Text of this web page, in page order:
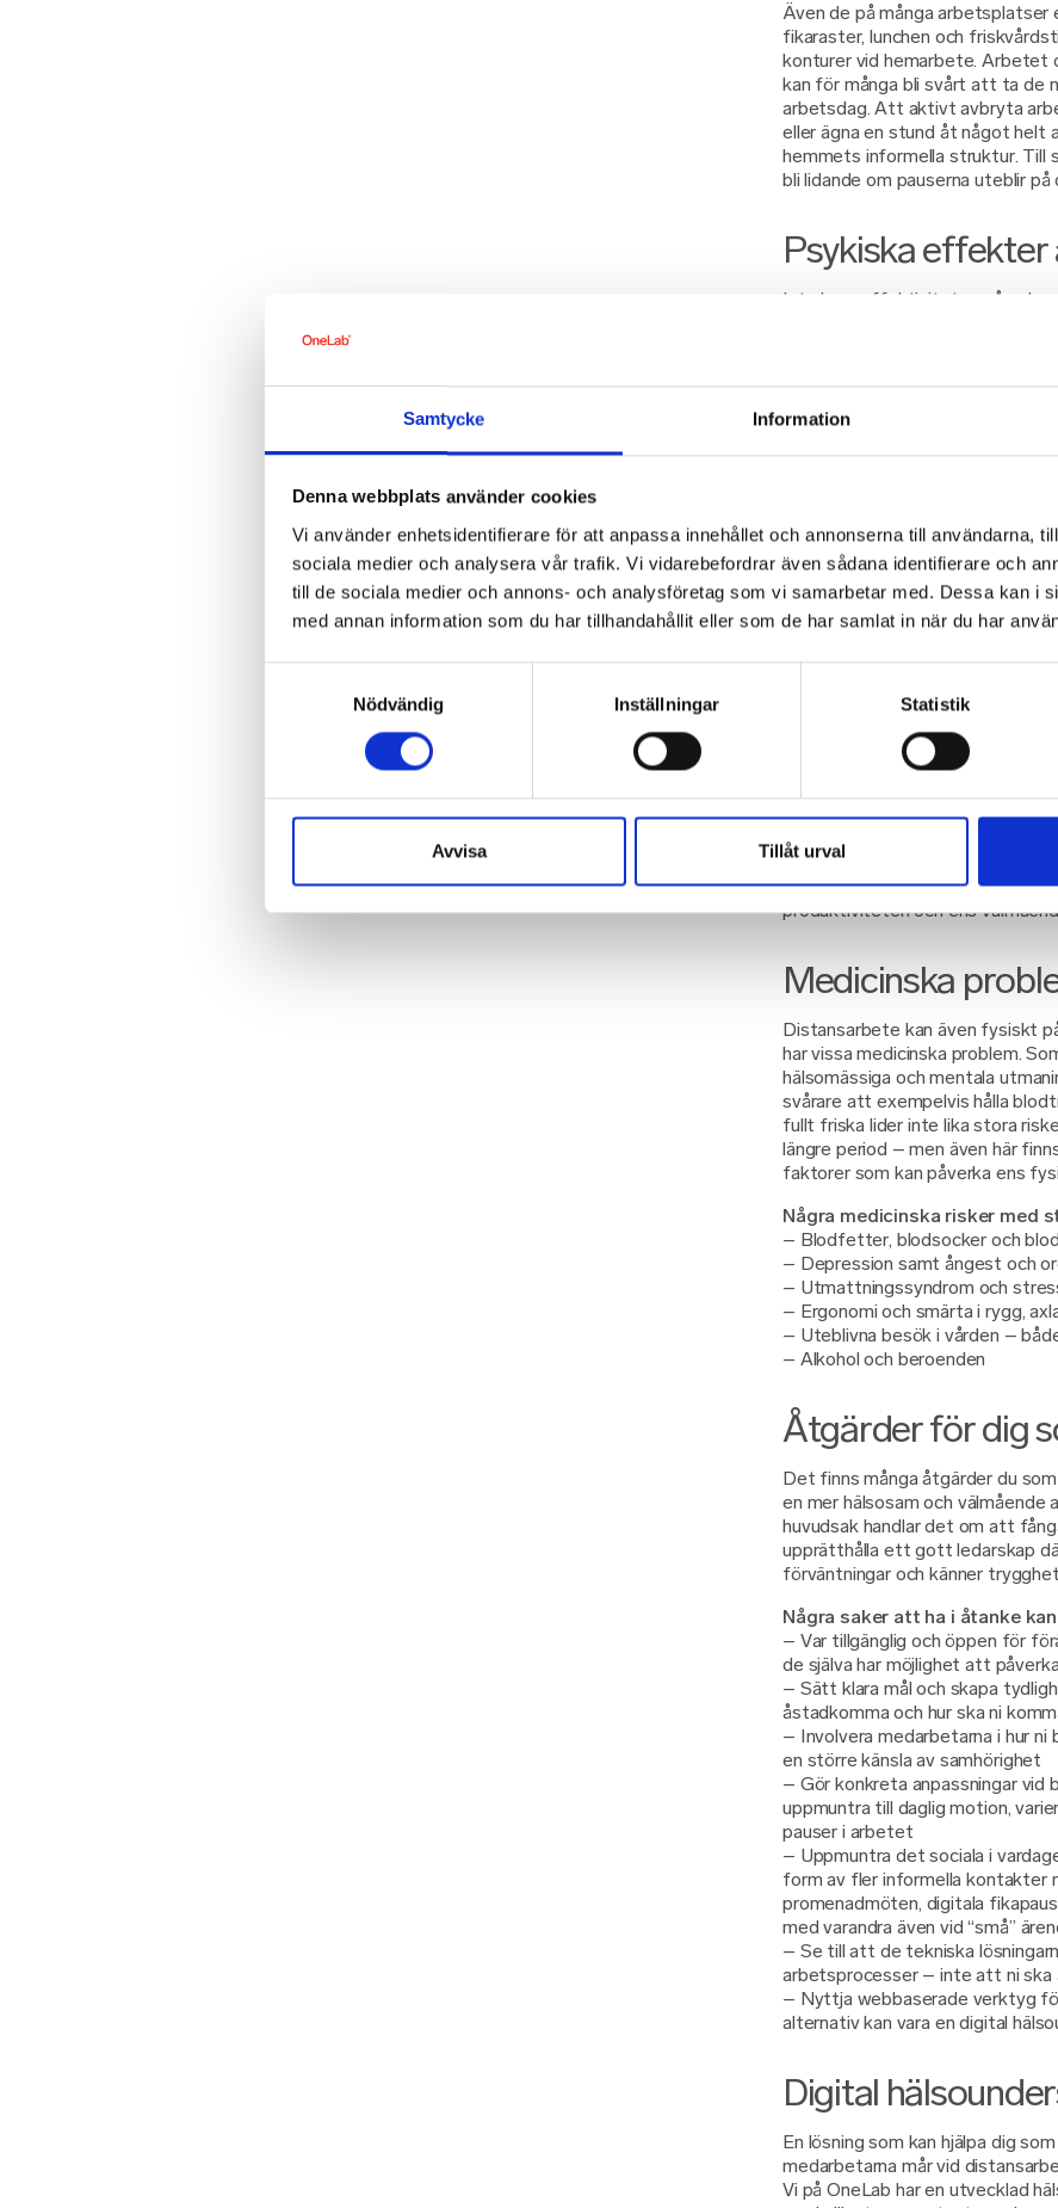
Samtycke Information
Denna webbplats använder cookies
Vi använder enhetsidentifierare för att anpassa innehållet och annonserna till användarna,
sociala medier och analysera vår trafik. Vi vidarebefordrar även sådana identifierare och
till de sociala medier och annons- och analysföretag som vi samarbetar med. Dessa kan i
med annan information som du har tillhandahållit eller som de har samlat in när du har
Nödvändig
Inställningar Statistik
Avvisa Tillåt urval
Även de på många arbetsplatser
fikaraster, lunchen och
konturer vid hemarbete.
kan för många bli svårt att ta de
arbetsdag. Att aktivt avbryta
eller ägna en stund åt något helt
hemmets informella struktur. Till
bli lidande om pauserna uteblir
Psykiska
Inte bara effektiviteten
behöver vi ta det psykiska
vilken risk distansarbete kan
det vanligt att en arbetsdag
man automatiskt interagerar
däremot vara precis tvärtom.
programmering, skrivande eller
och rörelse helt och hållet och
Även distansmöten kan vara
möten tar du ofta mikropauser
kaffekoppen, du pillar med penna
blicken, tittar ut genom fönstret,
Det går även att urskilja mer
distansarbete – där såväl
ökande psykisk ohälsa hos
vardagen kan leda till
distansarbete, som i fallet med
på en redan befintlig ångest,
över jobbrelaterade
och sämre förmåner. Detta i sin
produktiviteten och ens
Medicinska
Distansarbete kan även fysiskt
har vissa medicinska problem.
hälsomässiga och mentala
svårare att exempelvis hålla
fullt friska lider inte lika stora
längre period – men även här
faktorer som kan påverka ens
Några medicinska risker med
– Blodfetter, blodsocker och
– Depression samt ångest och
– Utmattningssyndrom och
– Ergonomi och smärta i rygg,
– Uteblivna besök i vården –
– Alkohol och beroenden
Åtgärder för dig
Det finns många åtgärder du
en mer hälsosam och
huvudsak handlar det om att
upprätthålla ett gott ledarskap
förväntningar och känner
Några saker att ha i åtanke
– Var tillgänglig och öppen för
de själva har möjlighet att
– Sätt klara mål och skapa
åstadkomma och hur ska ni
– Involvera medarbetarna i hur
en större känsla av samhörighet
– Gör konkreta anpassningar vid
uppmuntra till daglig motion,
pauser i arbetet
– Uppmuntra det sociala i
form av fler informella kontakter
promenadmöten, digitala
med varandra även vid “små”
– Se till att de tekniska
arbetsprocesser – inte att ni ska
– Nyttja webbaserade verktyg
alternativ kan vara en digital
Digital
En lösning som kan hjälpa dig
medarbetarna mår vid
Vi på OneLab har en utvecklad